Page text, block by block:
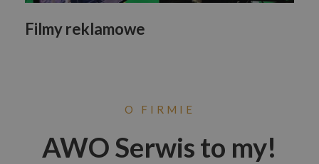
Filmy reklamowe
O FIRMIE
AWO Serwis to my!